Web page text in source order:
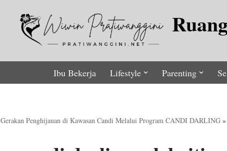
Ibu Bekerja Lifestyle Parenting
Gerakan Penghijauan di Kawasan Candi Melalui Program CANDI DARLING»